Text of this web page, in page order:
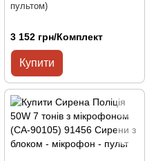
пультом)
3 152 грн/Комплект
Купити